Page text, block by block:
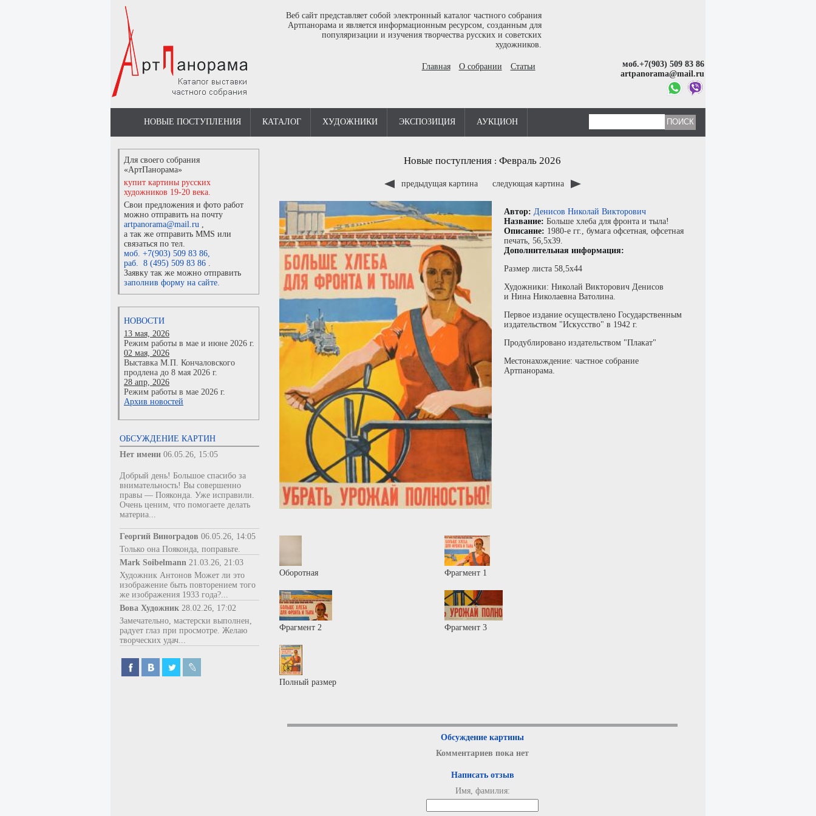
Веб сайт представляет собой электронный каталог частного собрания
Артпанорама и является информационным ресурсом, созданным для
популяризации и изучения творчества русских и советских
художников.
Главная О собрании Статьи
моб.+7(903) 509 83 86
artpanorama@mail.ru
НОВЫЕ ПОСТУПЛЕНИЯ КАТАЛОГ ХУДОЖНИКИ ЭКСПОЗИЦИЯ АУКЦИОН
Для своего собрания
«АртПанорама»
купит картины русских
художников 19-20 века.
Свои предложения и фото работ
можно отправить на почту
artpanorama@mail.ru ,
а так же отправить MMS или
связаться по тел.
моб. +7(903) 509 83 86,
раб. 8 (495) 509 83 86 .
Заявку так же можно отправить
заполнив форму на сайте.
НОВОСТИ
13 мая, 2026
Режим работы в мае и июне 2026 г.
02 мая, 2026
Выставка М.П. Кончаловского
продлена до 8 мая 2026 г.
28 апр, 2026
Режим работы в мае 2026 г.
Архив новостей
ОБСУЖДЕНИЕ КАРТИН
Нет имени 06.05.26, 15:05
Добрый день! Большое спасибо за
внимательность! Вы совершенно
правы — Пояконда. Уже исправили.
Очень ценим, что помогаете делать
материа...
Георгий Виноградов 06.05.26, 14:05
Только она Пояконда, поправьте.
Mark Soibelmann 21.03.26, 21:03
Художник Антонов Может ли это
изображение быть повторением того
же изображения 1933 года?...
Вова Художник 28.02.26, 17:02
Замечательно, мастерски выполнен,
радует глаз при просмотре. Желаю
творческих удач...
Новые поступления : Февраль 2026
предыдущая картина следующая картина
Автор: Денисов Николай Викторович
Название: Больше хлеба для фронта и тыла!
Описание: 1980-е гг., бумага офсетная, офсетная
печать, 56,5x39.
Дополнительная информация:
Размер листа 58,5х44
Художники: Николай Викторович Денисов
и Нина Николаевна Ватолина.
Первое издание осуществлено Государственным
издательством "Искусство" в 1942 г.
Продублировано издательством "Плакат"
Местонахождение: частное собрание
Артпанорама.
Оборотная Фрагмент 1
Фрагмент 2 Фрагмент 3
Полный размер
Обсуждение картины
Комментариев пока нет
Написать отзыв
Имя, фамилия: